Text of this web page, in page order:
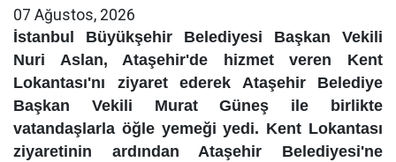
07 Ağustos, 2026
İstanbul Büyükşehir Belediyesi Başkan Vekili
Nuri Aslan, Ataşehir'de hizmet veren Kent
Lokantası'nı ziyaret ederek Ataşehir Belediye
Başkan Vekili Murat Güneş ile birlikte
vatandaşlarla öğle yemeği yedi. Kent Lokantası
ziyaretinin ardından Ataşehir Belediyesi'ne